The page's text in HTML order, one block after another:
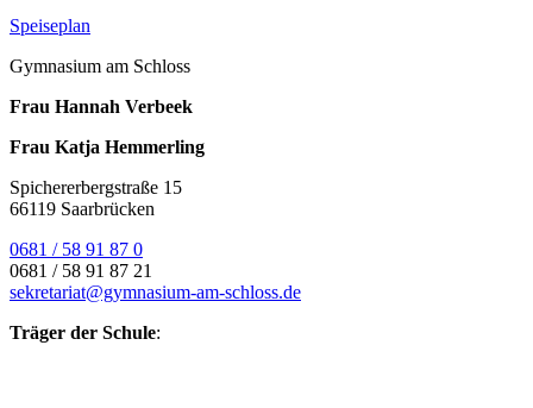
Speiseplan
Gymnasium am Schloss
Frau Hannah Verbeek
Frau Katja Hemmerling
Spichererbergstraße 15
66119 Saarbrücken
0681 / 58 91 87 0
0681 / 58 91 87 21
sekretariat@gymnasium-am-schloss.de
Träger der Schule: